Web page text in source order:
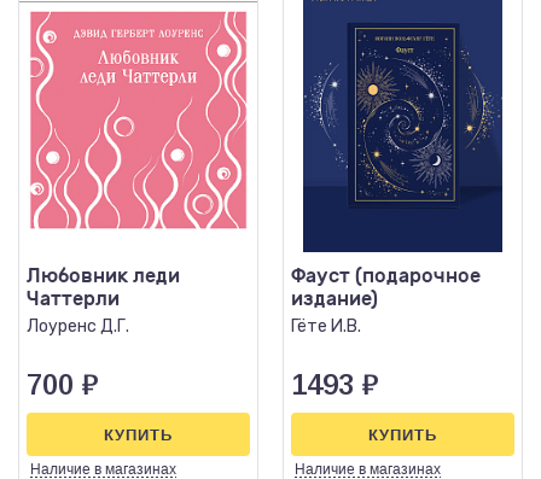
Любовник леди
Чаттерли
Лоуренс Д.Г.
700 ₽
Наличие в магазинах
КУПИТЬ
Фауст (подарочное
издание)
Гёте И.В.
1493 ₽
Наличие в магазинах
КУПИТЬ